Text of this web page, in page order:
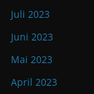
Juli 2023
Juni 2023
Mai 2023
April 2023